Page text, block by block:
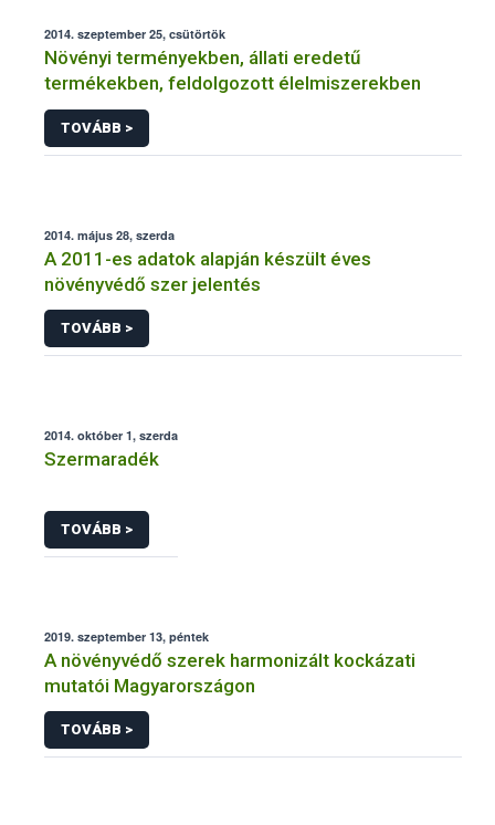
2014. szeptember 25, csütörtök
Növényi terményekben, állati eredetű
termékekben, feldolgozott élelmiszerekben
TOVÁBB >
2014. május 28, szerda
A 2011-es adatok alapján készült éves
növényvédő szer jelentés
TOVÁBB >
2014. október 1, szerda
Szermaradék
TOVÁBB >
2019. szeptember 13, péntek
A növényvédő szerek harmonizált kockázati
mutatói Magyarországon
TOVÁBB >